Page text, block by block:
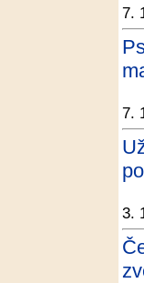
7.
7.
3.